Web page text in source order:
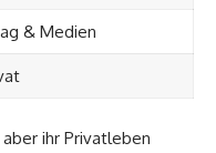
& Medien
ihr Privatleben